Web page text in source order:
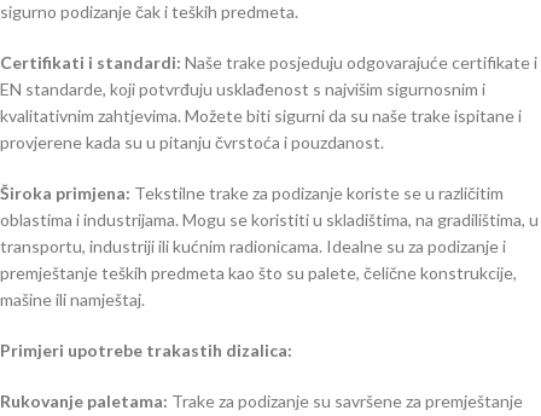
sigurno podizanje čak i teških predmeta.
Certifikati i standardi: Naše trake posjeduju odgovarajuće certifikate i
EN standarde, koji potvrđuju usklađenost s najvišim sigurnosnim i
kvalitativnim zahtjevima. Možete biti sigurni da su naše trake ispitane i
provjerene kada su u pitanju čvrstoća i pouzdanost.
Široka primjena: Tekstilne trake za podizanje koriste se u različitim
oblastima i industrijama. Mogu se koristiti u skladištima, na gradilištima, u
transportu, industriji ili kućnim radionicama. Idealne su za podizanje i
premještanje teških predmeta kao što su palete, čelične konstrukcije,
mašine ili namještaj.
Primjeri upotrebe trakastih dizalica:
Rukovanje paletama: Trake za podizanje su savršene za premještanje